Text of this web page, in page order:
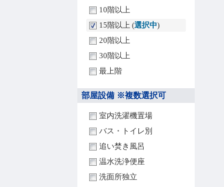
10階以上
15階以上 (選択中)
20階以上
30階以上
最上階
部屋設備 ※複数選択可
室内洗濯機置場
バス・トイレ別
追い焚き風呂
温水洗浄便座
洗面所独立